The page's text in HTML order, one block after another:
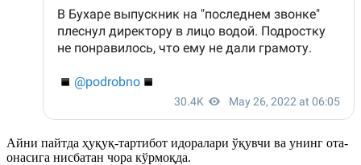
Айни пайтда ҳуқуқ-тартибот идоралари ўқувчи ва унинг ота-
онасига нисбатан чора кўрмоқда.